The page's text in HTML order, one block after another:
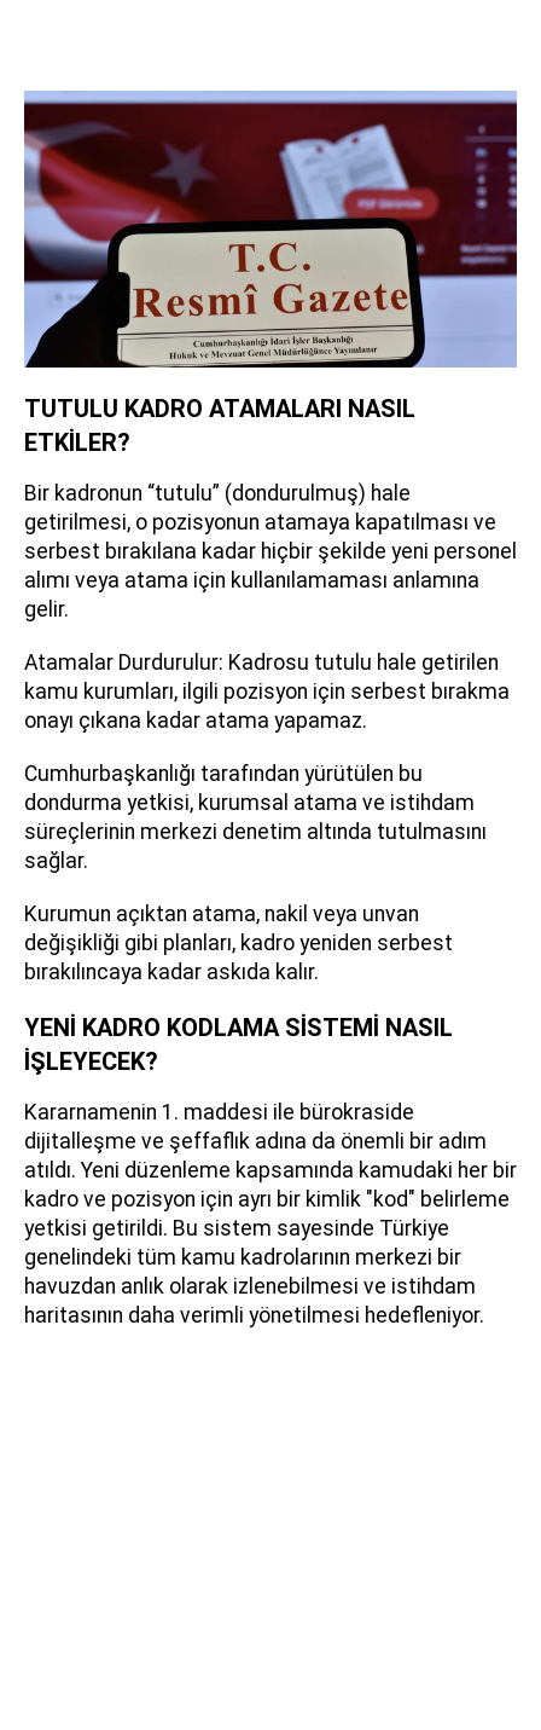
TUTULU KADRO ATAMALARI NASIL
ETKİLER?
Bir kadronun “tutulu” (dondurulmuş) hale
getirilmesi, o pozisyonun atamaya kapatılması ve
serbest bırakılana kadar hiçbir şekilde yeni personel
alımı veya atama için kullanılamaması anlamına
gelir.
Atamalar Durdurulur: Kadrosu tutulu hale getirilen
kamu kurumları, ilgili pozisyon için serbest bırakma
onayı çıkana kadar atama yapamaz.
Cumhurbaşkanlığı tarafından yürütülen bu
dondurma yetkisi, kurumsal atama ve istihdam
süreçlerinin merkezi denetim altında tutulmasını
sağlar.
Kurumun açıktan atama, nakil veya unvan
değişikliği gibi planları, kadro yeniden serbest
bırakılıncaya kadar askıda kalır.
YENİ KADRO KODLAMA SİSTEMİ NASIL
İŞLEYECEK?
Kararnamenin 1. maddesi ile bürokraside
dijitalleşme ve şeffaflık adına da önemli bir adım
atıldı. Yeni düzenleme kapsamında kamudaki her bir
kadro ve pozisyon için ayrı bir kimlik "kod" belirleme
yetkisi getirildi. Bu sistem sayesinde Türkiye
genelindeki tüm kamu kadrolarının merkezi bir
havuzdan anlık olarak izlenebilmesi ve istihdam
haritasının daha verimli yönetilmesi hedefleniyor.